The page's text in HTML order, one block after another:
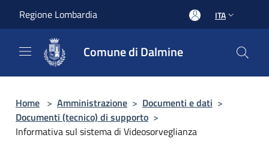
Regione Lombardia ITA
Comune di Dalmine
Home > Amministrazione > Documenti e dati >
Documenti (tecnico) di supporto >
Informativa sul sistema di Videosorveglianza